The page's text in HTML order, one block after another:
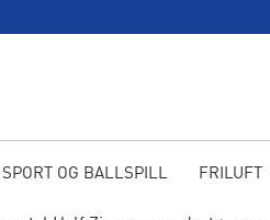
SPORT OG BALLSPILL FRILUFT